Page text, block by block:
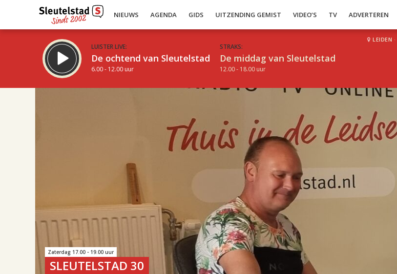
NIEUWS AGENDA GIDS UITZENDING GEMIST VIDEO’S TV ADVERTEREN
LUISTER LIVE:
De ochtend van Sleutelstad
6.00 - 12.00 uur
STRAKS:
De middag van Sleutelstad
12.00 - 18.00 uur
LEIDEN ·
Zaterdag 17.00 - 19.00 uur
SLEUTELSTAD 30